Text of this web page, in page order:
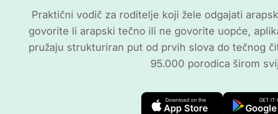
Praktični vodič za roditelje koji žele odgajati
govorite li arapski tečno ili ne govorite uopće,
pružaju strukturiran put od prvih slova do tečnog
95.000 porodica širom
Download on the
App Store
GET IT